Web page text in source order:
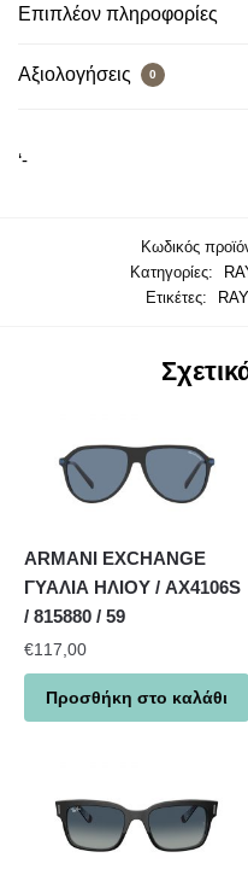
Επιπλέον πληροφορίες
Αξιολογήσεις 0
‘-
Κωδικός
Κατηγορίες:
Ετικέτες:
ARMANI EXCHANGE
ΓΥΑΛΙΑ ΗΛΙΟΥ / AX4106S
/ 815880 / 59
€117,00
Προσθήκη στο καλάθι